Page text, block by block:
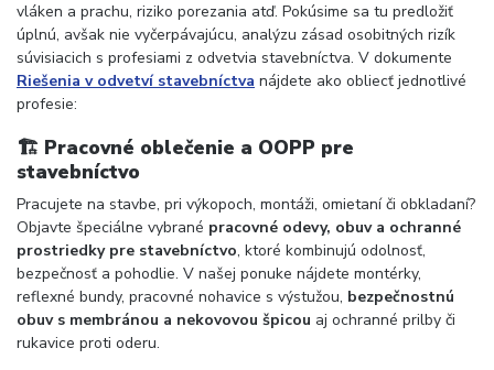
vláken a prachu, riziko porezania atď. Pokúsime sa tu predložiť
úplnú, avšak nie vyčerpávajúcu, analýzu zásad osobitných rizík
súvisiacich s profesiami z odvetvia stavebníctva. V dokumente
Riešenia v odvetví stavebníctva nájdete ako obliecť jednotlivé
profesie:
🏗️ Pracovné oblečenie a OOPP pre
stavebníctvo
Pracujete na stavbe, pri výkopoch, montáži, omietaní či obkladaní?
Objavte špeciálne vybrané pracovné odevy, obuv a ochranné
prostriedky pre stavebníctvo, ktoré kombinujú odolnosť,
bezpečnosť a pohodlie. V našej ponuke nájdete montérky,
reflexné bundy, pracovné nohavice s výstužou, bezpečnostnú
obuv s membránou a nekovovou špicou aj ochranné prilby či
rukavice proti oderu.